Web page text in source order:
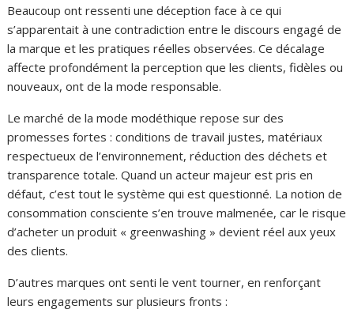
Beaucoup ont ressenti une déception face à ce qui
s’apparentait à une contradiction entre le discours engagé de
la marque et les pratiques réelles observées. Ce décalage
affecte profondément la perception que les clients, fidèles ou
nouveaux, ont de la mode responsable.
Le marché de la mode modéthique repose sur des
promesses fortes : conditions de travail justes, matériaux
respectueux de l’environnement, réduction des déchets et
transparence totale. Quand un acteur majeur est pris en
défaut, c’est tout le système qui est questionné. La notion de
consommation consciente s’en trouve malmenée, car le risque
d’acheter un produit « greenwashing » devient réel aux yeux
des clients.
D’autres marques ont senti le vent tourner, en renforçant
leurs engagements sur plusieurs fronts :